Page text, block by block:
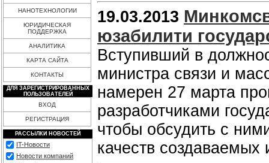
НАНОТЕХНОЛОГИИ
ЮРИДИЧЕСКАЯ
ПОДДЕРЖКА
АНАЛИТИКА
КАРТА САЙТА
КОНТАКТЫ
ДЛЯ ЗАРЕГИСТРИРОВАННЫХ
ПОЛЬЗОВАТЕЛЕЙ
ВХОД
РЕГИСТРАЦИЯ
РАССЫЛКИ НОВОСТЕЙ
IT-Новости
Новости компаний
19.03.2013
юзабилити
Вступивший в
министра связи и
намерен 27 марта
разработчиками
чтобы обсудить с
качеств